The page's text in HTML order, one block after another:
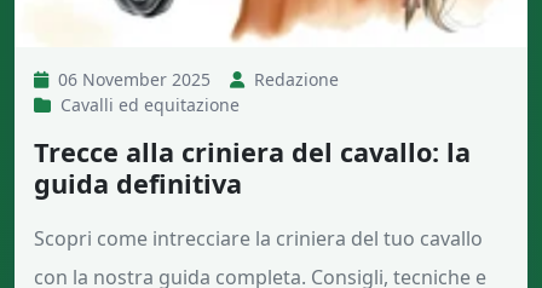
06 November 2025
Redazione
Cavalli ed equitazione
Trecce alla criniera del cavallo: la
guida definitiva
Scopri come intrecciare la criniera del tuo cavallo
con la nostra guida completa. Consigli, tecniche e